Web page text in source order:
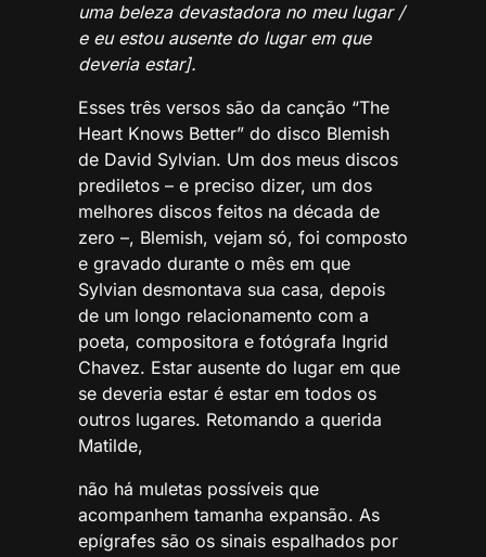
uma beleza devastadora no meu lugar /
e eu estou ausente do lugar em que
deveria estar].
Esses três versos são da canção “The
Heart Knows Better” do disco Blemish
de David Sylvian. Um dos meus discos
prediletos – e preciso dizer, um dos
melhores discos feitos na década de
zero –, Blemish, vejam só, foi composto
e gravado durante o mês em que
Sylvian desmontava sua casa, depois
de um longo relacionamento com a
poeta, compositora e fotógrafa Ingrid
Chavez. Estar ausente do lugar em que
se deveria estar é estar em todos os
outros lugares. Retomando a querida
Matilde,
não há muletas possíveis que
acompanhem tamanha expansão. As
epígrafes são os sinais espalhados por